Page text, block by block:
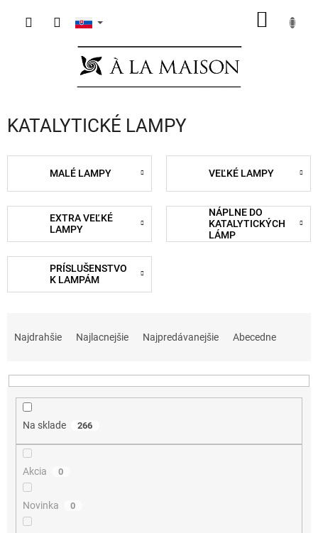
KATALYTICKÉ LAMPY
MALÉ LAMPY VEĽKÉ LAMPY
EXTRA VEĽKÉ
LAMPY
NÁPLNE DO
KATALYTICKÝCH
LÁMP
PRÍSLUŠENSTVO
K LAMPÁM
n
Najdrahšie Najlacnejšie Najpredávanejšie Abecedne
Na sklade 266
Akcia 0
Novinka 0